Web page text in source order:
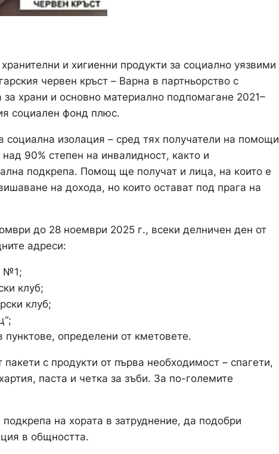
и хигиенни продукти за социално уязвими
червен кръст – Варна в партньорство с
храни и основно материално подпомагане 2021–
социален фонд плюс.
изолация – сред тях получатели на помощи
90% степен на инвалидност, както и
подкрепа. Помощ ще получат и лица, на които е
на дохода, но които остават под прага на
до 28 ноември 2025 г., всеки делничен ден от
адреси:
№1;
клуб;
клуб;
определени от кметовете.
с продукти от първа необходимост – спагети,
паста и четка за зъби. За по-големите
на хората в затруднение, да подобри
в общността.